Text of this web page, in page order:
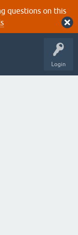
questions on this
Login